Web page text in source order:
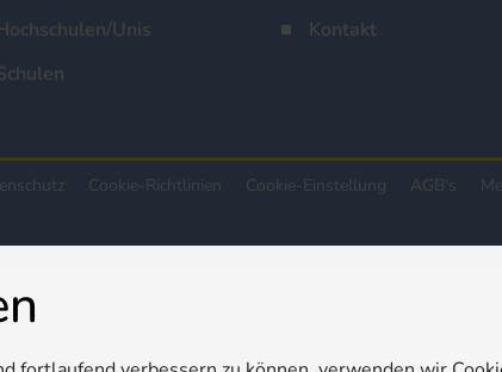
Unis
Kontakt
Cookie-Richtlinien Cookie-Einstellung AGB's